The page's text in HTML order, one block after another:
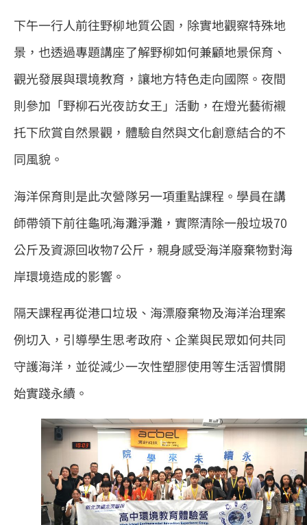
下午一行人前往野柳地質公園，除實地觀察特殊地
景，也透過專題講座了解野柳如何兼顧地景保育、
觀光發展與環境教育，讓地方特色走向國際。夜間
則參加「野柳石光夜訪女王」活動，在燈光藝術襯
托下欣賞自然景觀，體驗自然與文化創意結合的不
同風貌。
海洋保育則是此次營隊另一項重點課程。學員在講
師帶領下前往龜吼海灘淨灘，實際清除一般垃圾70
公斤及資源回收物7公斤，親身感受海洋廢棄物對海
岸環境造成的影響。
隔天課程再從港口垃圾、海漂廢棄物及海洋治理案
例切入，引導學生思考政府、企業與民眾如何共同
守護海洋，並從減少一次性塑膠使用等生活習慣開
始實踐永續。